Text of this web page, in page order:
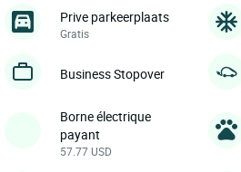
Prive parkeerplaats
Gratis
Business Stopover
Borne électrique
payant
57.77 USD